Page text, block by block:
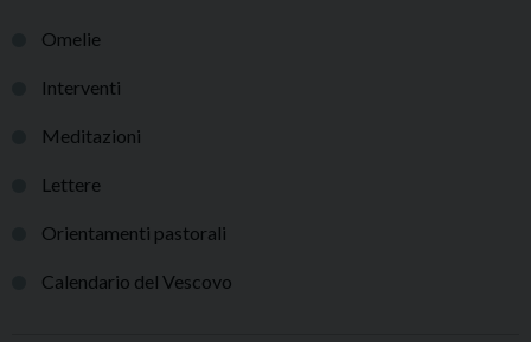
Omelie
Interventi
Meditazioni
Lettere
Orientamenti pastorali
Calendario del Vescovo